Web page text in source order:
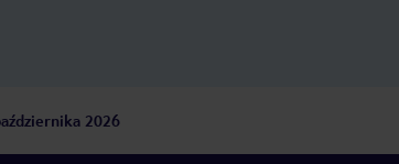
2026